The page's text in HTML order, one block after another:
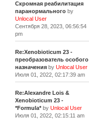
Скромная реабилитация
паранормальногоby
Unlocal User
Сентября 28, 2023, 06:56:54
pm
Re:Xenobioticum 23 -
преобразователь особого
назначенияby Unlocal User
Июля 01, 2022, 02:17:39 am
Re:Alexandre Lois &
Xenobioticum 23 -
*Formula*by Unlocal User
Июля 01, 2022, 02:15:11 am